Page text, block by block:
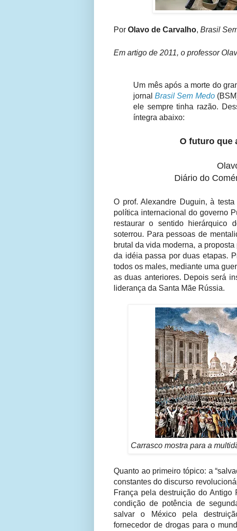
Por Olavo de Carvalho, Brasil
Em artigo de 2011, o professor
Um mês após a morte do
jornalBrasil Sem Medo
ele sempre tinha razão.
íntegra abaixo:
O futuro que
Diário do
O prof. Alexandre Duguin, à
política internacional do governo
restaurar o sentido hierárquico
soterrou. Para pessoas de
brutal da vida moderna, a
da idéia passa por duas etapas.
todos os males, mediante uma
as duas anteriores. Depois será
liderança da Santa Mãe Rússia.
Carrasco mostra para a
Quanto ao primeiro tópico: a
constantes do discurso
França pela destruição do
condição de potência de
salvar o México pela
fornecedor de drogas para o